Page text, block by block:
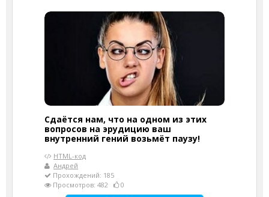
Сдаётся нам, что на одном из этих
вопросов на эрудицию ваш
внутренний гений возьмёт паузу!
HTML-код
Андрей
Прохождений: 185
Просмотров: 482
0